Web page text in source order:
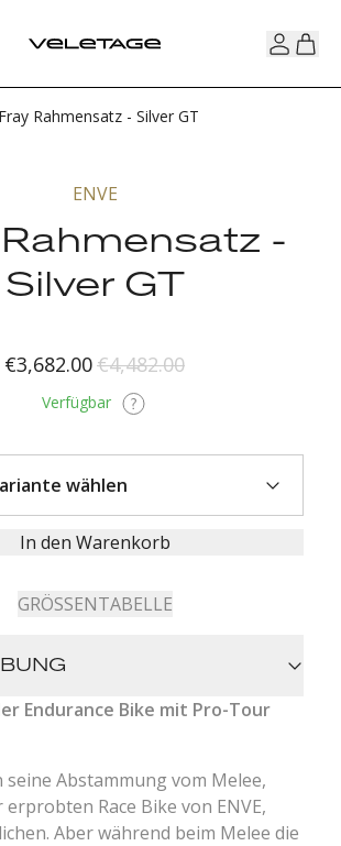
Fray Rahmensatz - Silver GT
ENVE
Rahmensatz -
Silver GT
€3,682.00€4,482.00
Verfügbar
In den Warenkorb
GRÖSSENTABELLE
Endurance Bike mit Pro-Tour
seine Abstammung vom Melee,
Race Bike von ENVE,
Aber während beim Melee die